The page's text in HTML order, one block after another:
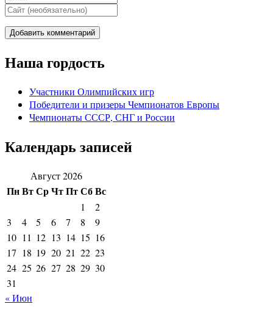
Наша гордость
Участники Олимпийских игр
Победители и призеры Чемпионатов Европы
Чемпионаты СССР, СНГ и Росcии
Календарь записей
Август 2026
ПнВтСрЧтПтСбВс
1
2
3
4 5 6 7 8
9
10 11 12 13 14 15 16
17 18 19 20 21 22 23
24 25 26 27 28 29 30
31
« Июн